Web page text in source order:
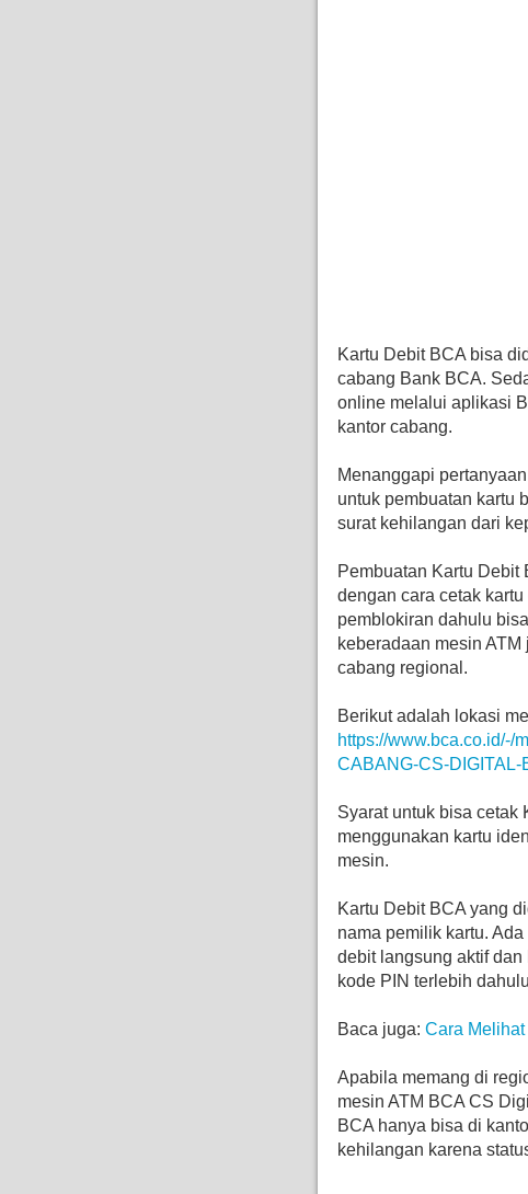
Kartu Debit BCA bisa
cabang Bank BCA.
online melalui aplikasi
kantor cabang.
Menanggapi
untuk pembuatan kartu
surat kehilangan dari
Pembuatan Kartu Debit
dengan cara cetak
pemblokiran dahulu
keberadaan mesin
cabang regional.
Berikut adalah lokasi
https://www.bca.co.id/-/
CABANG-CS-DIGITAL-
Syarat untuk bisa cetak
menggunakan kartu
mesin.
Kartu Debit BCA yang
nama pemilik kartu.
debit langsung aktif
kode PIN terlebih
Baca juga: Cara
Apabila memang di
mesin ATM BCA CS
BCA hanya bisa di
kehilangan karena